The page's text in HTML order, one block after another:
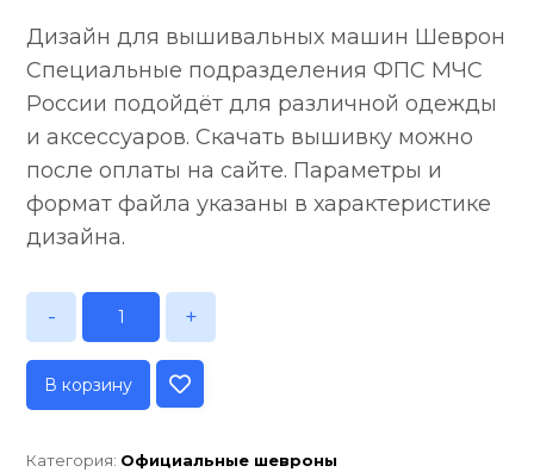
Дизайн для вышивальных машин Шеврон
Специальные подразделения ФПС МЧС
России подойдёт для различной одежды
и аксессуаров. Скачать вышивку можно
после оплаты на сайте. Параметры и
формат файла указаны в характеристике
дизайна.
- +
В корзину
Категория: Официальные шевроны